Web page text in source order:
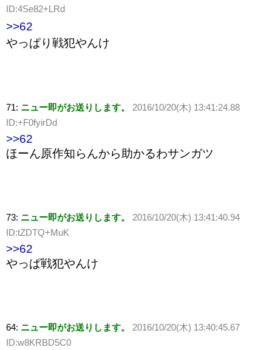
ID:4Se82+LRd
>>62
やっぱり戦犯やんけ
71: ニュー即がお送りします。
2016/10/20(木) 13:41:24.88
ID:+F0fyirDd
>>62
ほーん原作知らんから助かるわサンガツ
73: ニュー即がお送りします。
2016/10/20(木) 13:41:40.94
ID:tZDTQ+MuK
>>62
やっぱ戦犯やんけ
64: ニュー即がお送りします。
2016/10/20(木) 13:40:45.67
ID:w8KRBD5C0